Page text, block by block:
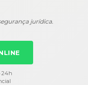
jurídica.
24h